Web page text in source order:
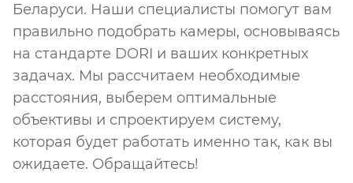
Беларуси. Наши специалисты помогут вам
правильно подобрать камеры, основываясь
на стандарте DORI и ваших конкретных
задачах. Мы рассчитаем необходимые
расстояния, выберем оптимальные
объективы и спроектируем систему,
которая будет работать именно так, как вы
ожидаете. Обращайтесь!